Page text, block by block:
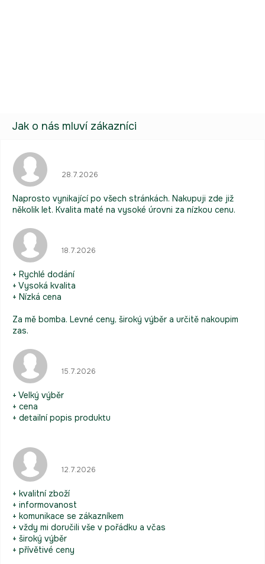
28.7.2026
Naprosto vynikající po všech stránkách. Nakupuji zde již
několik let. Kvalita maté na vysoké úrovni za nízkou cenu.
18.7.2026
+ Rychlé dodání
+ Vysoká kvalita
+ Nízká cena
Za mě bomba. Levné ceny, široký výběr a určitě nakoupim
zas.
15.7.2026
+ Velký výběr
+ cena
+ detailní popis produktu
12.7.2026
+ kvalitní zboží
+ informovanost
+ komunikace se zákazníkem
+ vždy mi doručili vše v pořádku a včas
+ široký výběr
+ přívětivé ceny